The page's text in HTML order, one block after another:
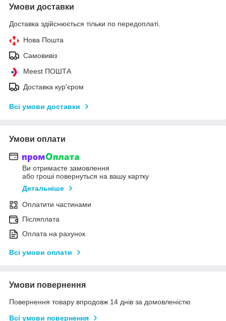
Умови доставки
Доставка здійснюється тільки по передоплаті.
Нова Пошта
Самовивіз
Meest ПОШТА
Доставка кур'єром
Всі умови доставки
Умови оплати
Ви отримаєте замовлення
або гроші повернуться на вашу картку
Детальніше
Оплатити частинами
Післяплата
Оплата на рахунок
Всі умови оплати
Умови повернення
Повернення товару впродовж 14 днів за домовленістю
Всі умови повернення